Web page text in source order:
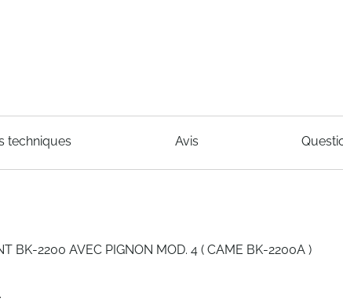
techniques Avis
BK-2200 AVEC PIGNON MOD. 4 ( CAME BK-2200A )